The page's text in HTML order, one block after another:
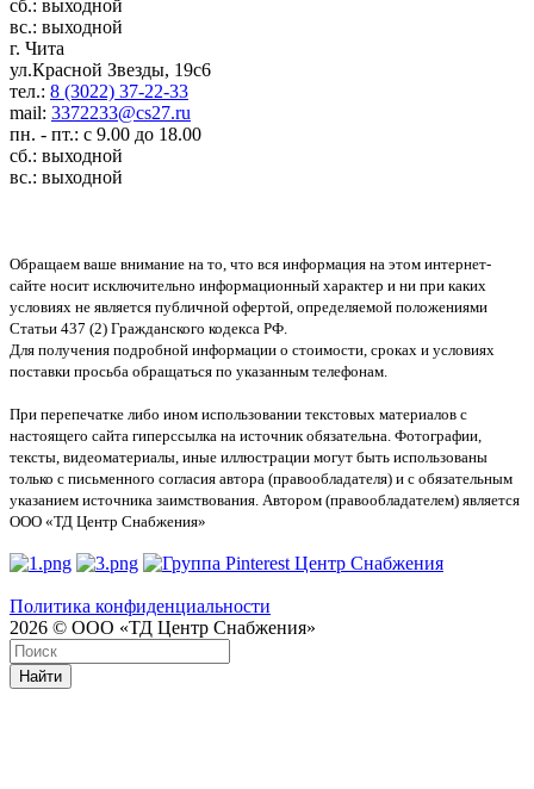
сб.: выходной
вс.: выходной
г. Чита
ул.Красной Звезды, 19с6
тел.: 8 (3022) 37-22-33
mail: 3372233@cs27.ru
пн. - пт.: с 9.00 до 18.00
сб.: выходной
вс.: выходной
Обращаем ваше внимание на то, что вся информация на этом интернет-
сайте носит исключительно информационный характер и ни при каких
условиях не является публичной офертой, определяемой положениями
Статьи 437 (2) Гражданского кодекса РФ.
Для получения подробной информации о стоимости, сроках и условиях
поставки просьба обращаться по указанным телефонам.
При перепечатке либо ином использовании текстовых материалов с
настоящего сайта гиперссылка на источник обязательна. Фотографии,
тексты, видеоматериалы, иные иллюстрации могут быть использованы
только с письменного согласия автора (правообладателя) и с обязательным
указанием источника заимствования. Автором (правообладателем) является
ООО «ТД Центр Снабжения»
Политика конфиденциальности
2026 © ООО «ТД Центр Снабжения»
Найти